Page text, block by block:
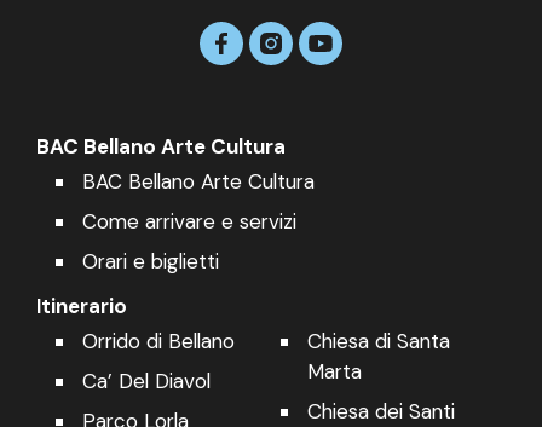
BAC Bellano Arte Cultura
BAC Bellano Arte Cultura
Come arrivare e servizi
Orari e biglietti
Itinerario
Orrido di Bellano
Ca’ Del Diavol
Parco Lorla
Chiesa di Santa
Marta
Chiesa dei Santi